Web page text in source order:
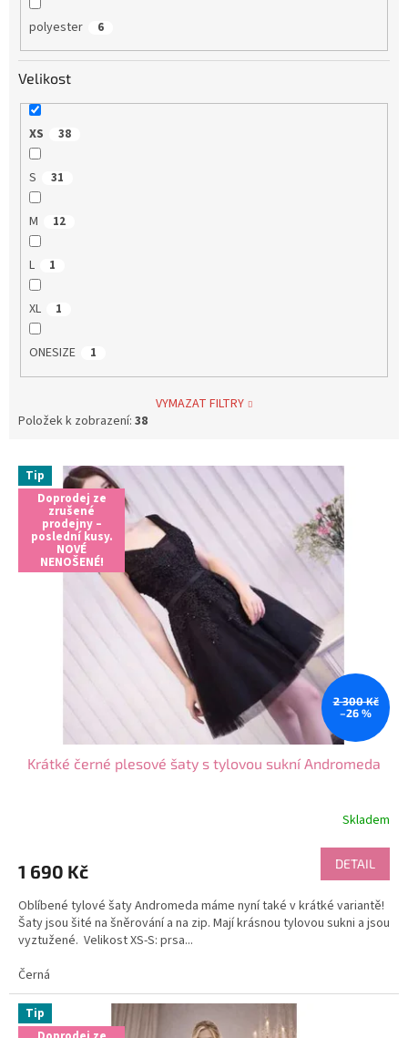
polyester 6
Velikost
XS 38
S 31
M 12
L 1
XL 1
ONESIZE 1
VYMAZAT FILTRY
Položek k zobrazení: 38
V Tip
Doprodej ze
zrušené
prodejny –
poslední kusy.
NOVÉ
NENOŠENÉ!
2 300 Kč
–26 %
Krátké černé plesové šaty s tylovou sukní Andromeda
Skladem
1 690 Kč DETAIL
Oblíbené tylové šaty Andromeda máme nyní také v krátké variantě!
Šaty jsou šité na šněrování a na zip. Mají krásnou tylovou sukni a jsou
vyztužené. Velikost XS-S: prsa...
Černá
Tip